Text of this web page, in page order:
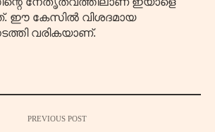
ഈ കേസിൽ വിശദമായ
വരികയാണ്.
PREVIOUS POST